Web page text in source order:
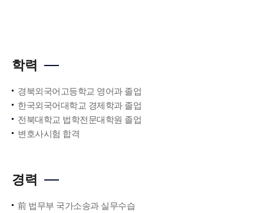
학력
경북외국어고등학교 영어과 졸업
한국외국어대학교 경제학과 졸업
전북대학교 법학전문대학원 졸업
변호사시험 합격
경력
前 법무부 국가소송과 실무수습